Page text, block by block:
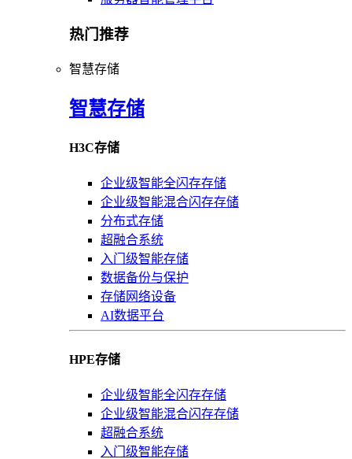
热门推荐
智慧存储
智慧存储
H3C存储
企业级智能全闪存存储
企业级智能混合闪存存储
分布式存储
超融合系统
入门级智能存储
数据备份与保护
存储网络设备
AI数据平台
HPE存储
企业级智能全闪存存储
企业级智能混合闪存存储
超融合系统
入门级智能存储